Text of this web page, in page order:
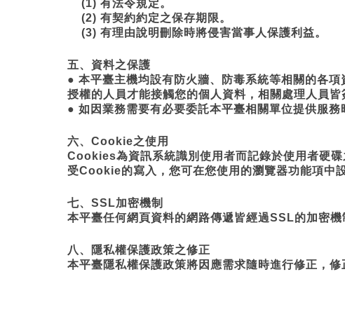
(1) 有法令規定。
(2) 有契約約定之保存期限。
(3) 有理由說明刪除時將侵害當事人保護利益。
五、資料之保護
● 本平臺主機均設有防火牆、防毒系統等相關的各
授權的人員才能接觸您的個人資料，相關處理人員
● 如因業務需要有必要委託本平臺相關單位提供服
六、Cookie之使用
Cookies為資訊系統識別使用者而記錄於使用者硬
受Cookie的寫入，您可在您使用的瀏覽器功能項中
七、SSL加密機制
本平臺任何網頁資料的網路傳遞皆經過SSL的加密
八、隱私權保護政策之修正
本平臺隱私權保護政策將因應需求隨時進行修正，修